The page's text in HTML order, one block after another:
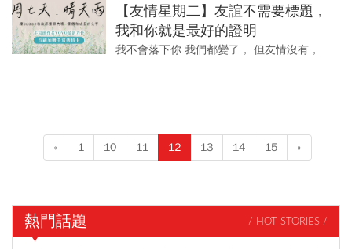
【友情星期二】友誼不需要標題﹐
我和你就是最好的證明
我不會落下你 我們都變了， 但友情沒有，
« 1 10 11 12 13 14 15 »
熱門話題 / HOT STORIES /